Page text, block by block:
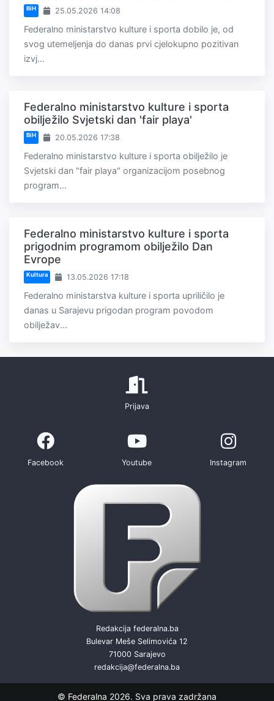
BiH 25.05.2026 14:08
Federalno ministarstvo kulture i sporta dobilo je, od
svog utemeljenja do danas prvi cjelokupno pozitivan
izvj...
Federalno ministarstvo kulture i sporta
obilježilo Svjetski dan 'fair playa'
BiH 20.05.2026 17:38
Federalno ministarstvo kulture i sporta obilježilo je
Svjetski dan "fair playa" organizacijom posebnog
program...
Federalno ministarstvo kulture i sporta
prigodnim programom obilježilo Dan
Evrope
Kultura 13.05.2026 17:18
Federalno ministarstva kulture i sporta upriličilo je
danas u Sarajevu prigodan program povodom
obilježav...
Prijava
Facebook Youtube Instagram
Redakcija federalna.ba
Bulevar Meše Selimovića 12
71000 Sarajevo
redakcija@federalna.ba
© Federalna 2026. Sva prava zadržana